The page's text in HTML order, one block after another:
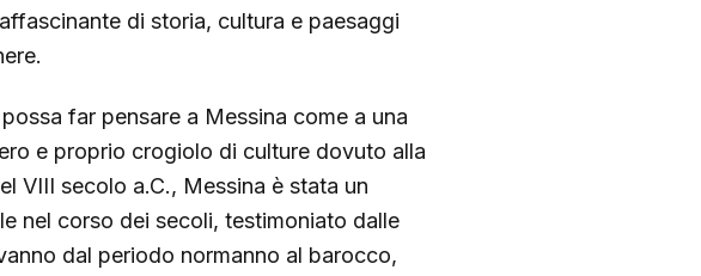
di storia, cultura e paesaggi
far pensare a Messina come a una
e proprio crogiolo di culture dovuto alla
VIII secolo a.C., Messina è stata un
nel corso dei secoli, testimoniato dalle
dal periodo normanno al barocco,